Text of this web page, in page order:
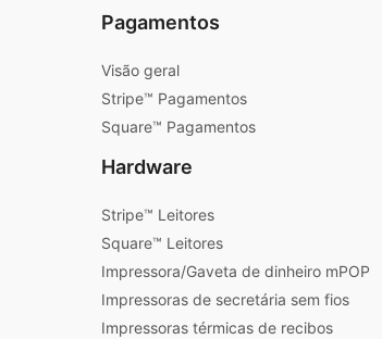
Pagamentos
Visão geral
Stripe™ Pagamentos
Square™ Pagamentos
Hardware
Stripe™ Leitores
Square™ Leitores
Impressora/Gaveta de dinheiro mPOP
Impressoras de secretária sem fios
Impressoras térmicas de recibos